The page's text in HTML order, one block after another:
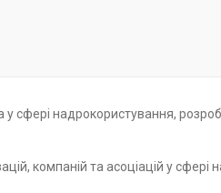
у сфері надрокористування,
компаній та асоціацій у